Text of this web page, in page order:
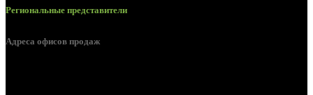
Региональные представители
Адреса офисов продаж